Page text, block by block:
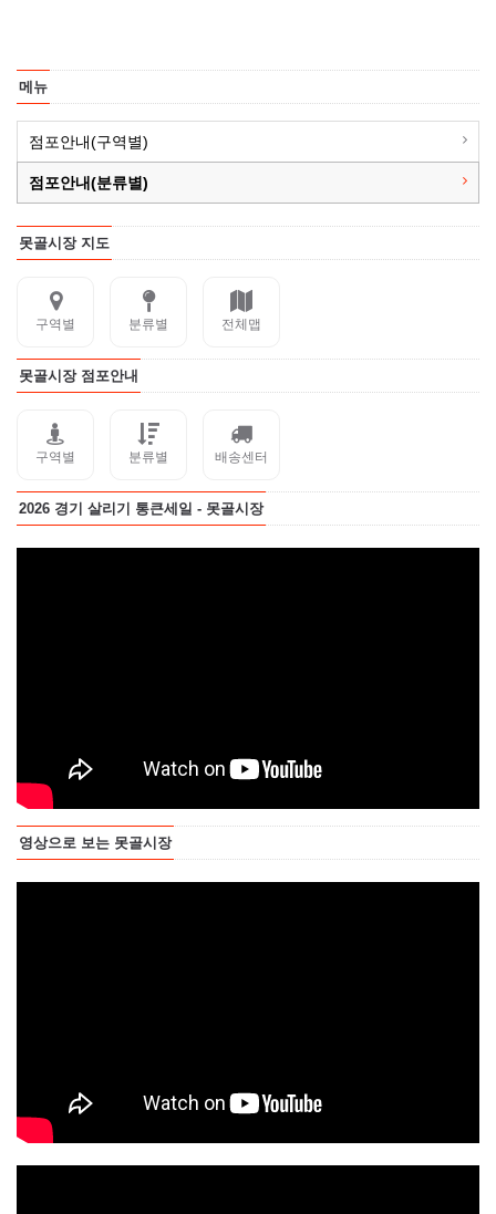
메뉴
점포안내(구역별)
점포안내(분류별)
못골시장 지도
구역별 분류별 전체맵
못골시장 점포안내
구역별 분류별 배송센터
2026 경기 살리기 통큰세일 - 못골시장
영상으로 보는 못골시장